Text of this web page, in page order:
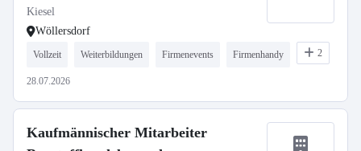
Kiesel
Wöllersdorf
Vollzeit Weiterbildungen Firmenevents Firmenhandy 2
28.07.2026
Kaufmännischer Mitarbeiter